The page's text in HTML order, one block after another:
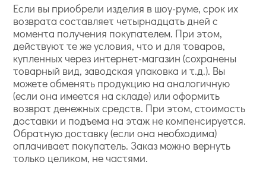
Если вы приобрели изделия в шоу-руме, срок их
возврата составляет четырнадцать дней с
момента получения покупателем. При этом,
действуют те же условия, что и для товаров,
купленных через интернет-магазин (сохранены
товарный вид, заводская упаковка и т.д.). Вы
можете обменять продукцию на аналогичную
(если она имеется на складе) или оформить
возврат денежных средств. При этом, стоимость
доставки и подъема на этаж не компенсируется.
Обратную доставку (если она необходима)
оплачивает покупатель. Заказ можно вернуть
только целиком, не частями.